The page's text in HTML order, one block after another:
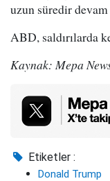
uzun süredir
ABD, saldırılarda
Kaynak: Mepa
Etiketler :
Donald Trump